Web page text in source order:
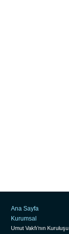
Ana Sayfa
Kurumsal
Umut Vakfı’nın Kuruluşu